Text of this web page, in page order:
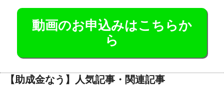
動画のお申込みはこちらか
ら
【助成金なう】人気記事・関連記事